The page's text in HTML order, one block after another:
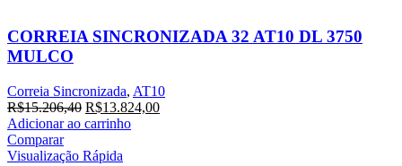
CORREIA SINCRONIZADA 32 AT10 DL 3750
MULCO
Correia Sincronizada, AT10
R$15.206,40 O
preço
era:
R$13.824,00O
Adicionar ao carrinho
Comparar
Visualização Rápida